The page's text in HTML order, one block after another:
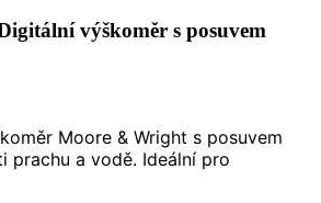
výškoměr s posuvem
Moore & Wright s posuvem
prachu a vodě. Ideální pro